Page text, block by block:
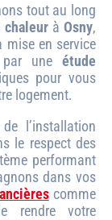
tout au long
chaleurà Osny,
mise en service
par une étude
pour vous
logement.
l’installation
le respect des
performant
dans vos
comme
rendre votre